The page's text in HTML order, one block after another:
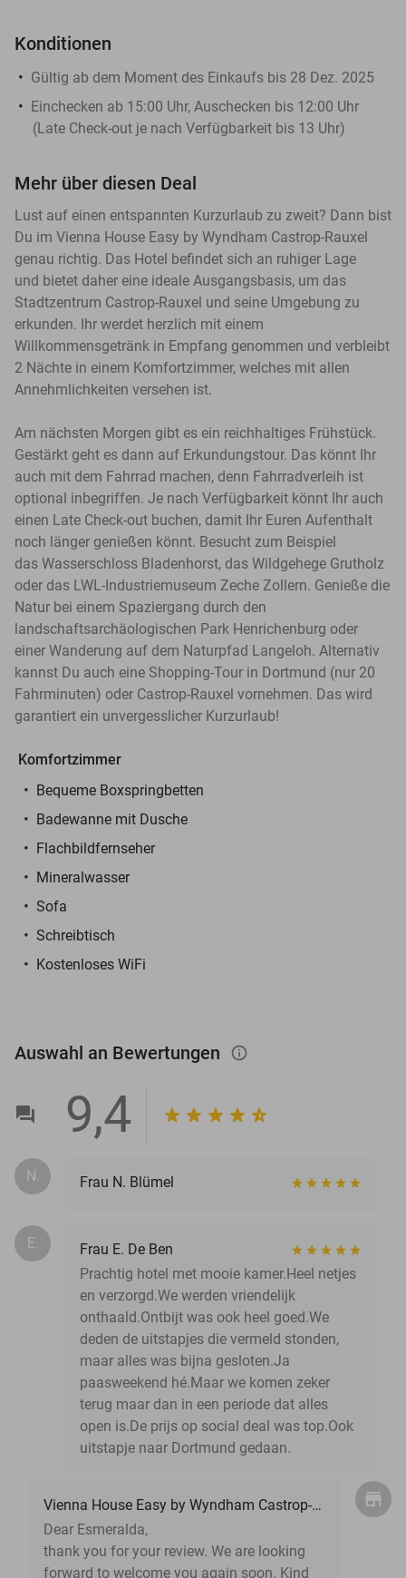
Konditionen
Gültig ab dem Moment des Einkaufs bis 28 Dez. 2025
Einchecken ab 15:00 Uhr, Auschecken bis 12:00 Uhr
(Late Check-out je nach Verfügbarkeit bis 13 Uhr)
Mehr über diesen Deal
Lust auf einen entspannten Kurzurlaub zu zweit? Dann bist
Du im Vienna House Easy by Wyndham Castrop-Rauxel
genau richtig. Das Hotel befindet sich an ruhiger Lage
und bietet daher eine ideale Ausgangsbasis, um das
Stadtzentrum Castrop-Rauxel und seine Umgebung zu
erkunden. Ihr werdet herzlich mit einem
Willkommensgetränk in Empfang genommen und verbleibt
2 Nächte in einem Komfortzimmer, welches mit allen
Annehmlichkeiten versehen ist.
Am nächsten Morgen gibt es ein reichhaltiges Frühstück.
Gestärkt geht es dann auf Erkundungstour. Das könnt Ihr
auch mit dem Fahrrad machen, denn Fahrradverleih ist
optional inbegriffen. Je nach Verfügbarkeit könnt Ihr auch
einen Late Check-out buchen, damit Ihr Euren Aufenthalt
noch länger genießen könnt. Besucht zum Beispiel
das Wasserschloss Bladenhorst, das Wildgehege Grutholz
oder das LWL-Industriemuseum Zeche Zollern. Genieße die
Natur bei einem Spaziergang durch den
landschaftsarchäologischen Park Henrichenburg oder
einer Wanderung auf dem Naturpfad Langeloh. Alternativ
kannst Du auch eine Shopping-Tour in Dortmund (nur 20
Fahrminuten) oder Castrop-Rauxel vornehmen. Das wird
garantiert ein unvergesslicher Kurzurlaub!
Komfortzimmer
Bequeme Boxspringbetten
Badewanne mit Dusche
Flachbildfernseher
Mineralwasser
Sofa
Schreibtisch
Kostenloses WiFi
Auswahl an Bewertungen info_outlined
9,4
N. Frau N. Blümel
E.
Frau E. De Ben
Prachtig hotel met mooie kamer.Heel netjes
en verzorgd.We werden vriendelijk
onthaald.Ontbijt was ook heel goed.We
deden de uitstapjes die vermeld stonden,
maar alles was bijna gesloten.Ja
paasweekend hé.Maar we komen zeker
terug maar dan in een periode dat alles
open is.De prijs op social deal was top.Ook
uitstapje naar Dortmund gedaan.
Vienna House Easy by Wyndham Castrop-Rauxel
Dear Esmeralda,
thank you for your review. We are looking
forward to welcome you again soon. Kind